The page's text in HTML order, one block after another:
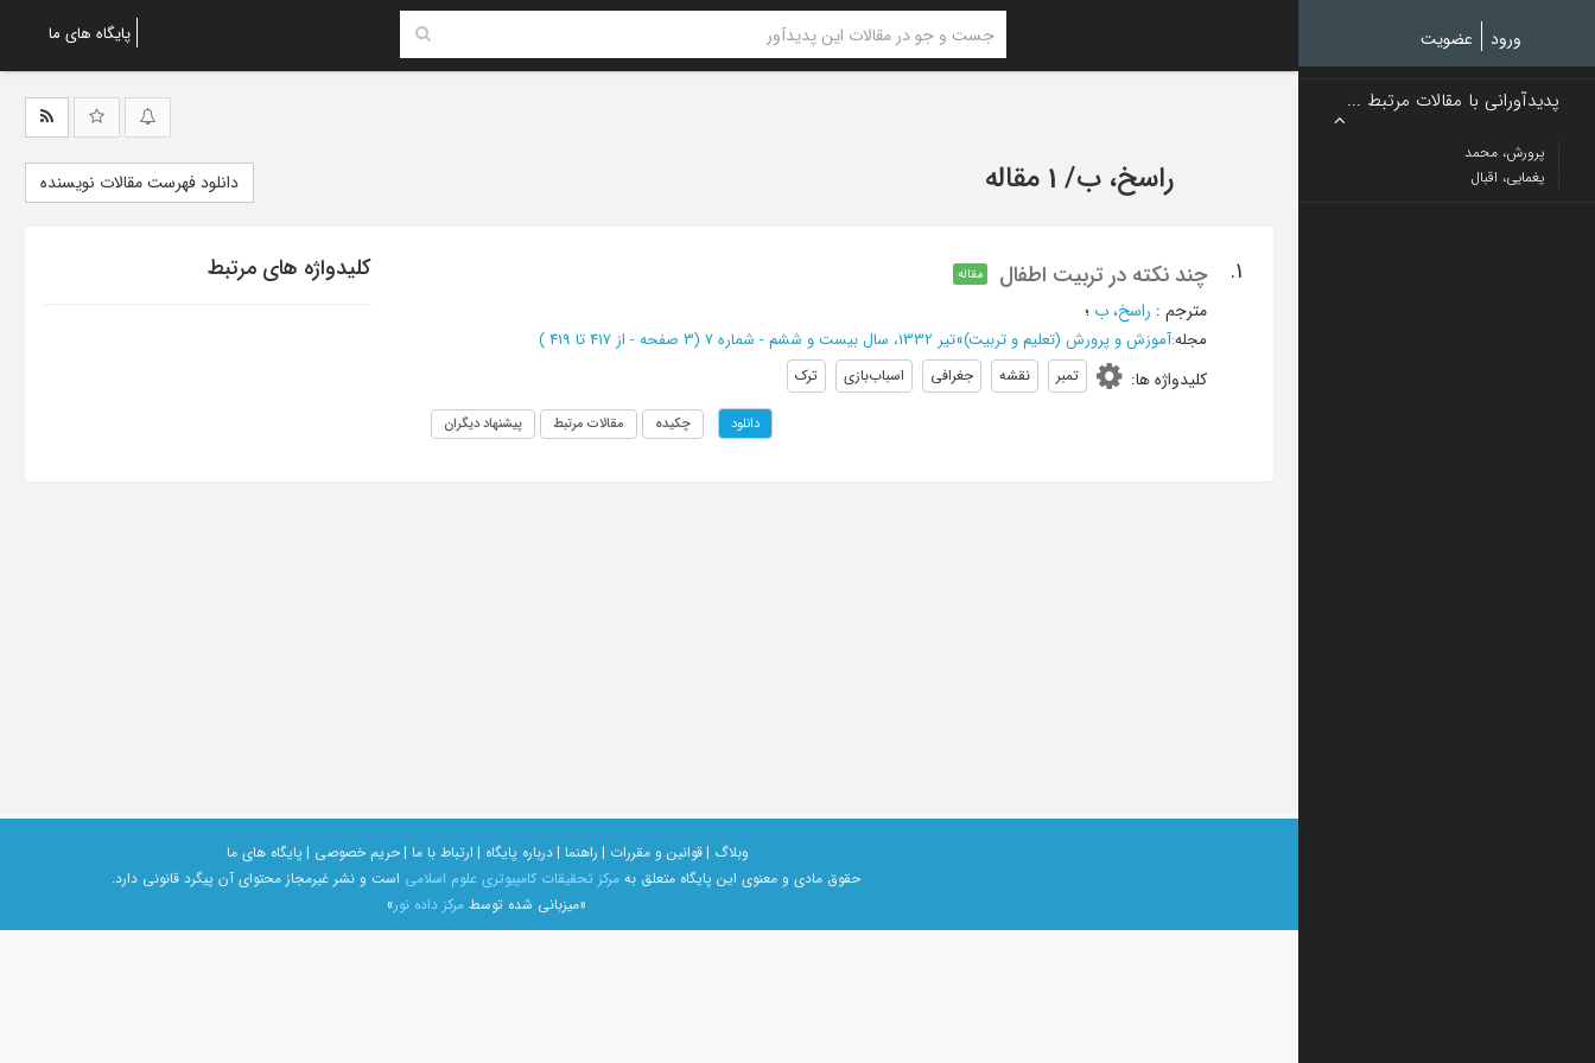
پایگاه های ما ورود عضویت
پدیدآورانی با مقالات مرتبط ...
پرورش، محمد
یغمایی، اقبال
راسخ، ب/ 1 مقاله دانلود فهرست مقالات نویسنده
1. چند نکته در تربیت اطفال مقاله
مترجم : راسخ، ب ؛
مجله:آموزش و پرورش (تعلیم و تربیت)»تیر 1332، سال بیست و ششم - شماره 7 (‎3 صفحه - از 417 تا 419 )
کلیدواژه ها: تمبر نقشه جغرافی اسباب‌بازی ترک
دانلود چکیده مقالات مرتبط پیشنهاد دیگران
کلیدواژه های مرتبط
وبلاگ |قوانین و مقررات | راهنما |درباره پایگاه | ارتباط با ما |حریم خصوصی | پایگاه های ما
حقوق مادی و معنوی اين پايگاه متعلق به مرکز تحقیقات کامپیوتری علوم اسلامی است و نشر غیرمجاز محتوای آن پیگرد قانونی دارد.
«میزبانی شده توسطمرکز داده نور»